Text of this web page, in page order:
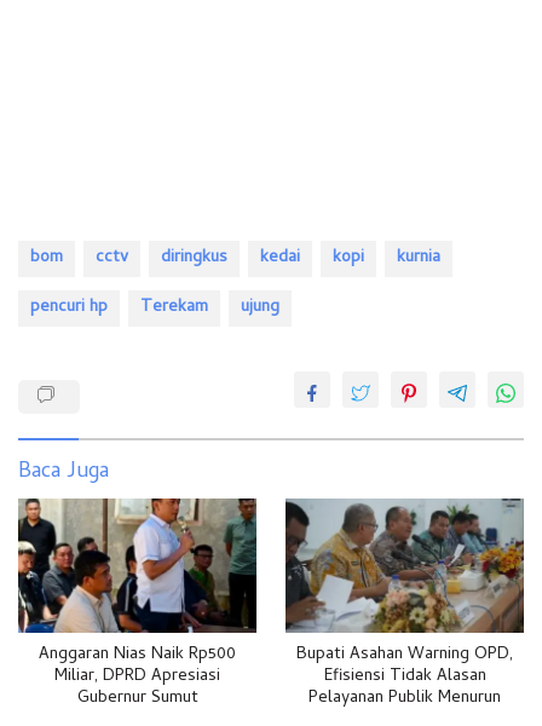
bom cctv diringkus kedai kopi
kurnia
pencuri hp
Terekam ujung
Baca Juga
Anggaran Nias Naik Rp500
Miliar, DPRD Apresiasi
Gubernur Sumut
Bupati Asahan Warning OPD,
Efisiensi Tidak Alasan
Pelayanan Publik Menurun